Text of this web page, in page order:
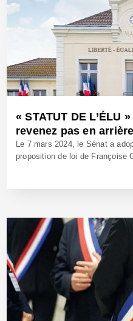
« STATUT DE L’ÉLU
revenez pas en
Le 7 mars 2024, le Sénat a
proposition de loi de Françoise
20 Oct 2025 - Réf: BW42819